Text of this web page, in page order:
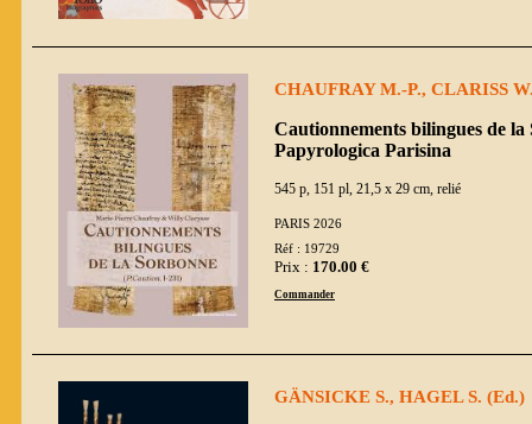
CHAUFRAY M.-P., CLARISS
Cautionnements bilingues de
Papyrologica Parisina
545 p, 151 pl, 21,5 x 29 cm, relié
PARIS 2026
Réf : 19729
Prix : 170.00 €
Commander
GÄNSICKE S., HAGEL S. (Ed.)